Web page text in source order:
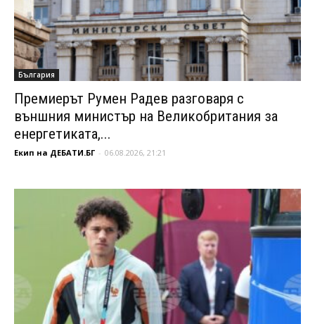
България
Премиерът Румен Радев разговаря с
външния министър на Великобритания за
енергетиката,...
Екип на ДЕБАТИ.БГ - 06.08.2026, 21:21